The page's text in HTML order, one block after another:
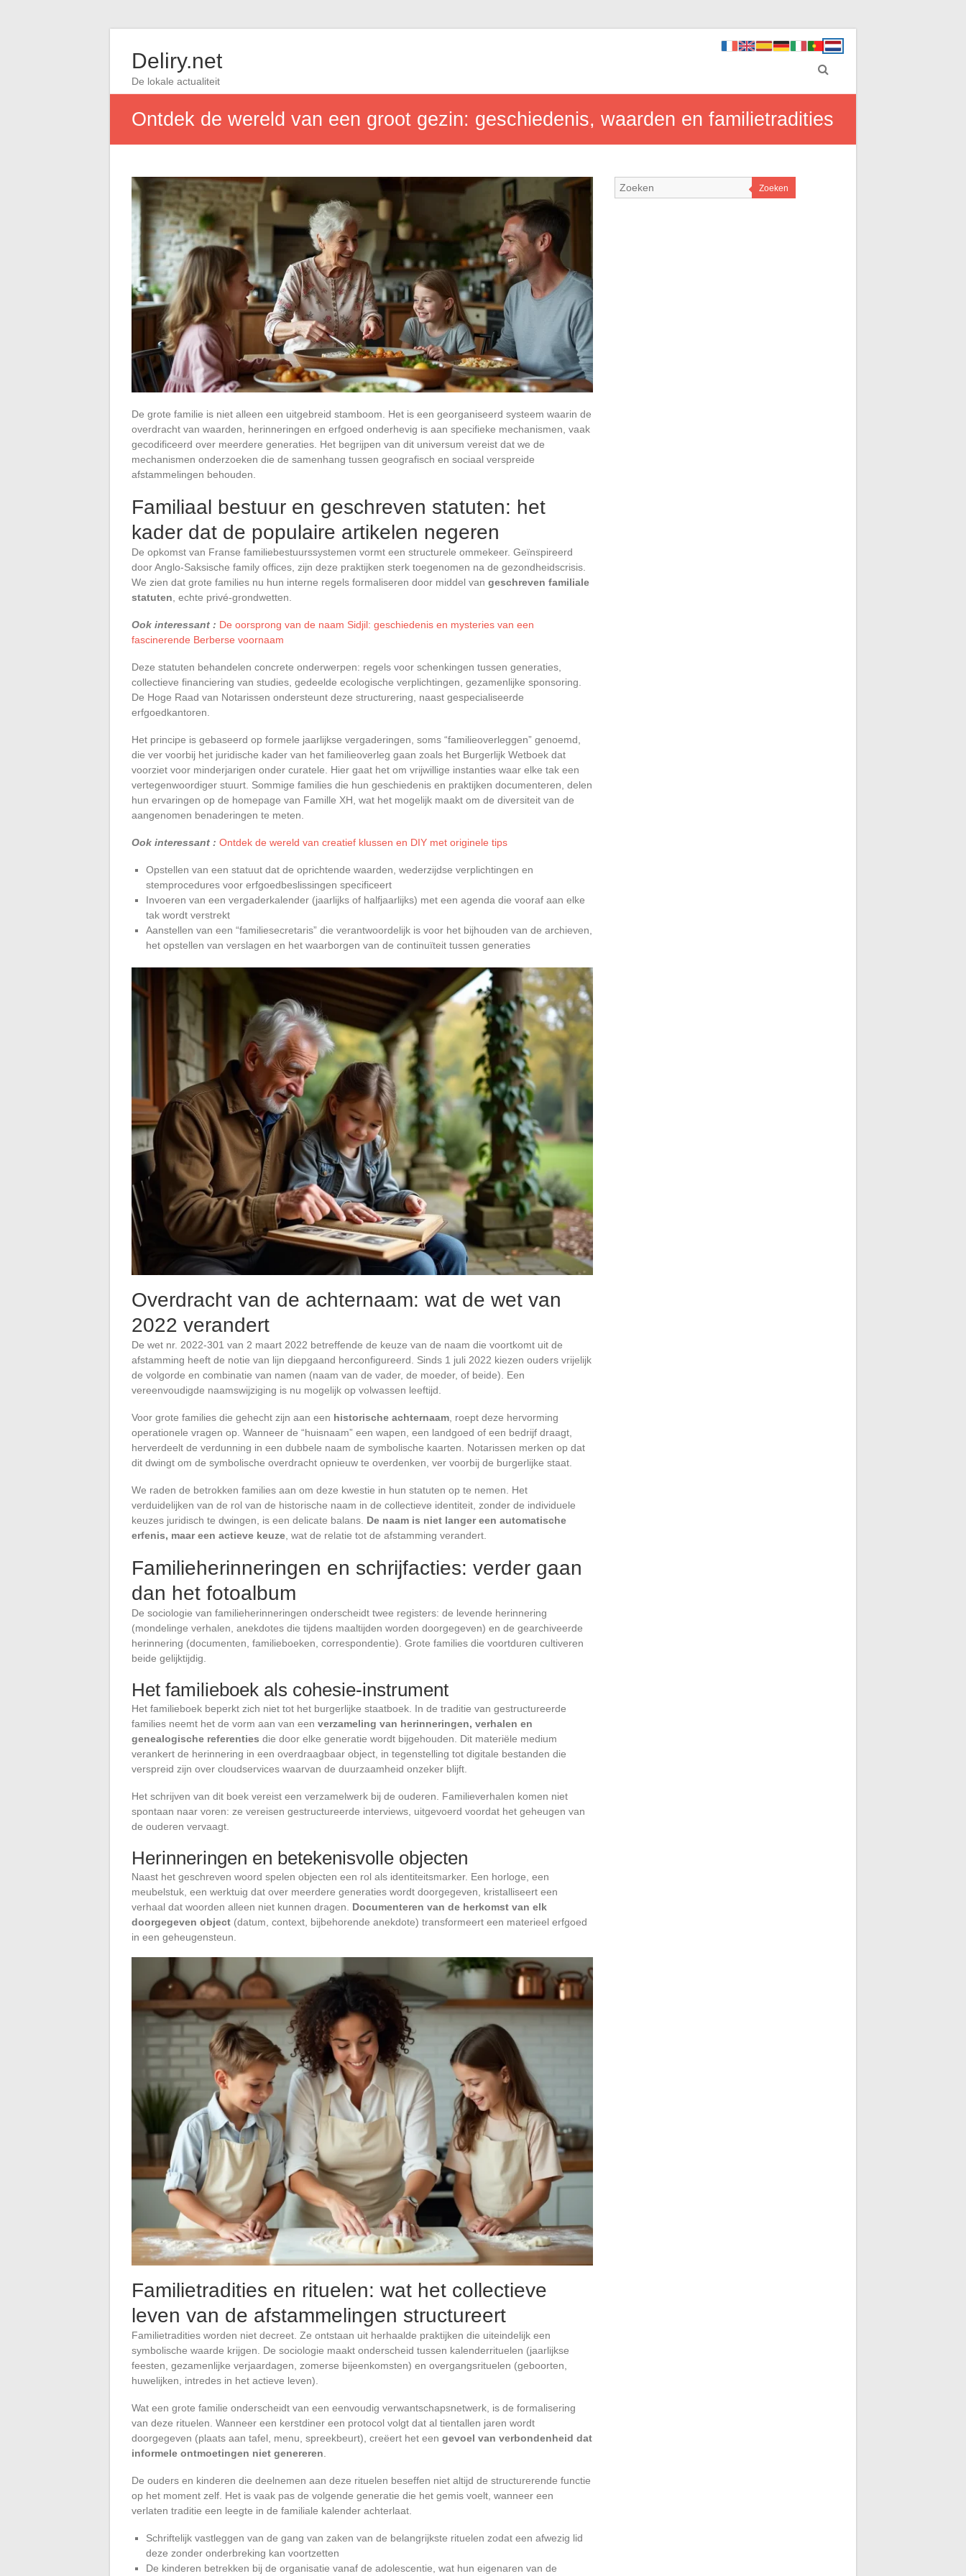
Deliry.net
De lokale actualiteit
Ontdek de wereld van een groot gezin: geschiedenis, waarden en familietradities
De grote familie is niet alleen een uitgebreid stamboom. Het is een georganiseerd systeem waarin de
overdracht van waarden, herinneringen en erfgoed onderhevig is aan specifieke mechanismen, vaak
gecodificeerd over meerdere generaties. Het begrijpen van dit universum vereist dat we de
mechanismen onderzoeken die de samenhang tussen geografisch en sociaal verspreide
afstammelingen behouden.
Familiaal bestuur en geschreven statuten: het
kader dat de populaire artikelen negeren
De opkomst van Franse familiebestuurssystemen vormt een structurele ommekeer. Geïnspireerd
door Anglo-Saksische family offices, zijn deze praktijken sterk toegenomen na de gezondheidscrisis.
We zien dat grote families nu hun interne regels formaliseren door middel van geschreven familiale
statuten , echte privé-grondwetten.
Ook interessant : De oorsprong van de naam Sidjil: geschiedenis en mysteries van een
fascinerende Berberse voornaam
Deze statuten behandelen concrete onderwerpen: regels voor schenkingen tussen generaties,
collectieve financiering van studies, gedeelde ecologische verplichtingen, gezamenlijke sponsoring.
De Hoge Raad van Notarissen ondersteunt deze structurering, naast gespecialiseerde
erfgoedkantoren.
Het principe is gebaseerd op formele jaarlijkse vergaderingen, soms “familieoverleggen” genoemd,
die ver voorbij het juridische kader van het familieoverleg gaan zoals het Burgerlijk Wetboek dat
voorziet voor minderjarigen onder curatele. Hier gaat het om vrijwillige instanties waar elke tak een
vertegenwoordiger stuurt. Sommige families die hun geschiedenis en praktijken documenteren, delen
hun ervaringen op de homepage van Famille XH, wat het mogelijk maakt om de diversiteit van de
aangenomen benaderingen te meten.
Ook interessant : Ontdek de wereld van creatief klussen en DIY met originele tips
Opstellen van een statuut dat de oprichtende waarden, wederzijdse verplichtingen en
stemprocedures voor erfgoedbeslissingen specificeert
Invoeren van een vergaderkalender (jaarlijks of halfjaarlijks) met een agenda die vooraf aan elke
tak wordt verstrekt
Aanstellen van een “familiesecretaris” die verantwoordelijk is voor het bijhouden van de archieven,
het opstellen van verslagen en het waarborgen van de continuïteit tussen generaties
Overdracht van de achternaam: wat de wet van
2022 verandert
De wet nr. 2022-301 van 2 maart 2022 betreffende de keuze van de naam die voortkomt uit de
afstamming heeft de notie van lijn diepgaand herconfigureerd. Sinds 1 juli 2022 kiezen ouders vrijelijk
de volgorde en combinatie van namen (naam van de vader, de moeder, of beide). Een
vereenvoudigde naamswijziging is nu mogelijk op volwassen leeftijd.
Voor grote families die gehecht zijn aan een historische achternaam, roept deze hervorming
operationele vragen op. Wanneer de “huisnaam” een wapen, een landgoed of een bedrijf draagt,
herverdeelt de verdunning in een dubbele naam de symbolische kaarten. Notarissen merken op dat
dit dwingt om de symbolische overdracht opnieuw te overdenken, ver voorbij de burgerlijke staat.
We raden de betrokken families aan om deze kwestie in hun statuten op te nemen. Het
verduidelijken van de rol van de historische naam in de collectieve identiteit, zonder de individuele
keuzes juridisch te dwingen, is een delicate balans. De naam is niet langer een automatische
erfenis, maar een actieve keuze, wat de relatie tot de afstamming verandert.
Familieherinneringen en schrijfacties: verder gaan
dan het fotoalbum
De sociologie van familieherinneringen onderscheidt twee registers: de levende herinnering
(mondelinge verhalen, anekdotes die tijdens maaltijden worden doorgegeven) en de gearchiveerde
herinnering (documenten, familieboeken, correspondentie). Grote families die voortduren cultiveren
beide gelijktijdig.
Het familieboek als cohesie-instrument
Het familieboek beperkt zich niet tot het burgerlijke staatboek. In de traditie van gestructureerde
families neemt het de vorm aan van een verzameling van herinneringen, verhalen en
genealogische referenties die door elke generatie wordt bijgehouden. Dit materiële medium
verankert de herinnering in een overdraagbaar object, in tegenstelling tot digitale bestanden die
verspreid zijn over cloudservices waarvan de duurzaamheid onzeker blijft.
Het schrijven van dit boek vereist een verzamelwerk bij de ouderen. Familieverhalen komen niet
spontaan naar voren: ze vereisen gestructureerde interviews, uitgevoerd voordat het geheugen van
de ouderen vervaagt.
Herinneringen en betekenisvolle objecten
Naast het geschreven woord spelen objecten een rol als identiteitsmarker. Een horloge, een
meubelstuk, een werktuig dat over meerdere generaties wordt doorgegeven, kristalliseert een
verhaal dat woorden alleen niet kunnen dragen. Documenteren van de herkomst van elk
doorgegeven object (datum, context, bijbehorende anekdote) transformeert een materieel erfgoed
in een geheugensteun.
Familietradities en rituelen: wat het collectieve
leven van de afstammelingen structureert
Familietradities worden niet decreet. Ze ontstaan uit herhaalde praktijken die uiteindelijk een
symbolische waarde krijgen. De sociologie maakt onderscheid tussen kalenderrituelen (jaarlijkse
feesten, gezamenlijke verjaardagen, zomerse bijeenkomsten) en overgangsrituelen (geboorten,
huwelijken, intredes in het actieve leven).
Wat een grote familie onderscheidt van een eenvoudig verwantschapsnetwerk, is de formalisering
van deze rituelen. Wanneer een kerstdiner een protocol volgt dat al tientallen jaren wordt
doorgegeven (plaats aan tafel, menu, spreekbeurt), creëert het een gevoel van verbondenheid dat
informele ontmoetingen niet genereren
De ouders en kinderen die deelnemen aan deze rituelen beseffen niet altijd de structurerende functie
op het moment zelf. Het is vaak pas de volgende generatie die het gemis voelt, wanneer een
verlaten traditie een leegte in de familiale kalender achterlaat.
Schriftelijk vastleggen van de gang van zaken van de belangrijkste rituelen zodat een afwezig lid
deze zonder onderbreking kan voortzetten
De kinderen betrekken bij de organisatie vanaf de adolescentie, wat hun eigenaren van de
Zoeken